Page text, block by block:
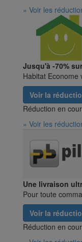
» Voir les
Jusqu'à -70%
Habitat
Voir la
Réduction en
» Voir les
Une livraison
Pour toute
Voir la
Réduction en